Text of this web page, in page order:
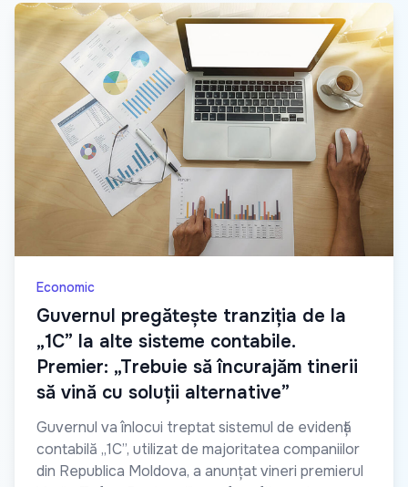
Economic
Guvernul pregătește tranziția de la
„1C” la alte sisteme contabile.
Premier: „Trebuie să încurajăm tinerii
să vină cu soluții alternative”
Guvernul va înlocui treptat sistemul de evidență
contabilă „1C”, utilizat de majoritatea companiilor
din Republica Moldova, a anunțat vineri premierul